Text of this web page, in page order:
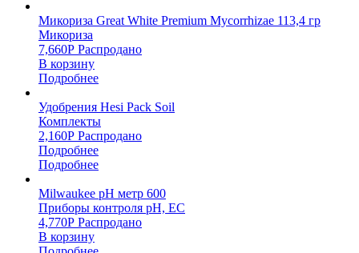
Микориза Great White Premium Mycorrhizae 113,4 гр
Микориза
7,660Р Распродано
В корзину
Подробнее
Удобрения Hesi Pack Soil
Комплекты
2,160Р Распродано
Подробнее
Подробнее
Milwaukee pH метр 600
Приборы контроля pH, EC
4,770Р Распродано
В корзину